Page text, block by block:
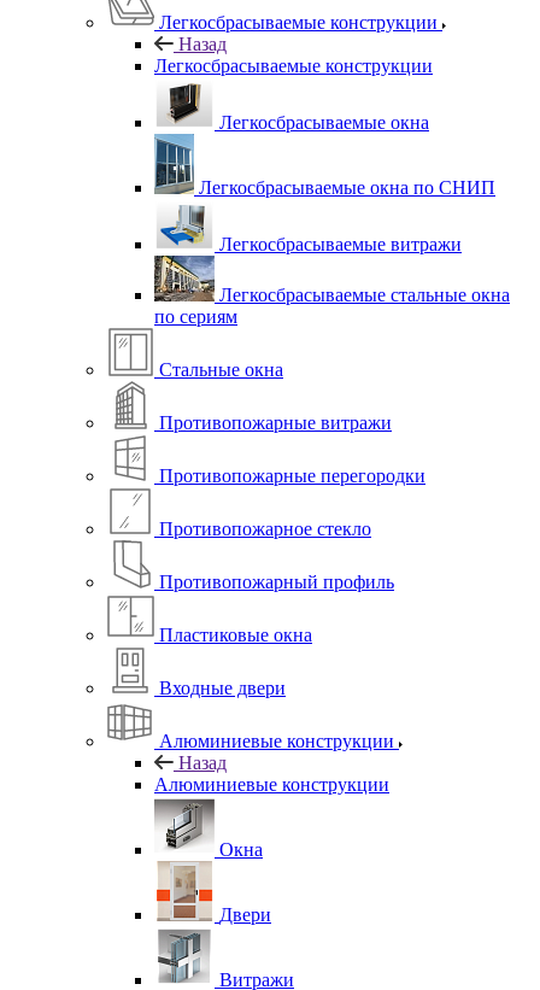
Легкосбрасываемые конструкции
Назад
Легкосбрасываемые конструкции
Легкосбрасываемые окна
Легкосбрасываемые окна по СНИП
Легкосбрасываемые витражи
Легкосбрасываемые стальные окна
по сериям
Стальные окна
Противопожарные витражи
Противопожарные перегородки
Противопожарное стекло
Противопожарный профиль
Пластиковые окна
Входные двери
Алюминиевые конструкции
Назад
Алюминиевые конструкции
Окна
Двери
Витражи